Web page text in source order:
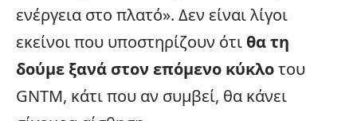
ενέργεια στο πλατό». Δεν είναι λίγοι
εκείνοι που υποστηρίζουν ότι θα τη
δούμε ξανά στον επόμενο κύκλοτου
GNTM, κάτι που αν συμβεί, θα κάνει